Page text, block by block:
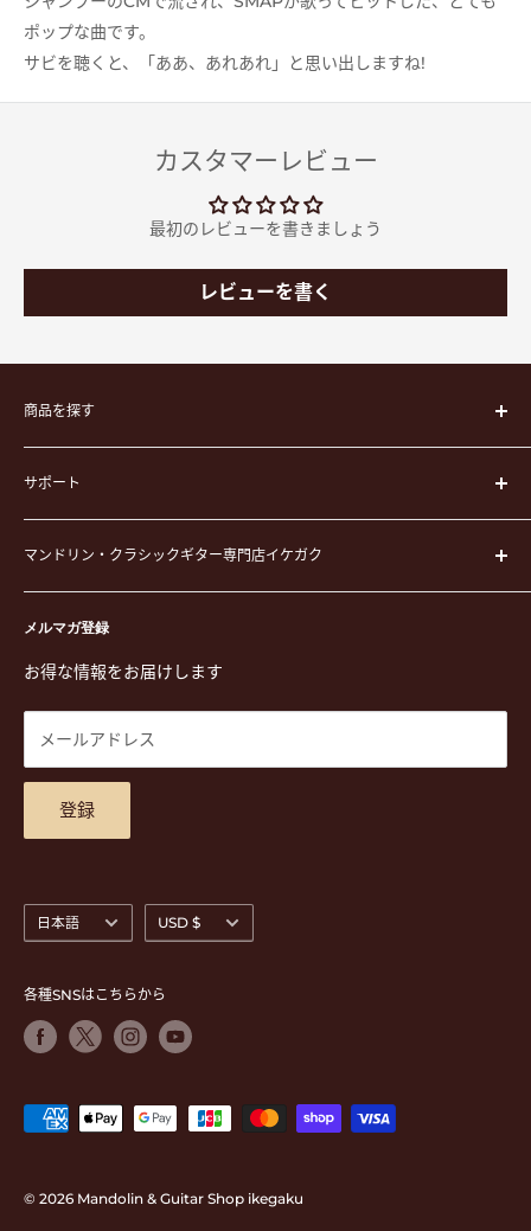
ポップな曲です。
サビを聴くと、「ああ、あれあれ」と思い出しますね!
カスタマーレビュー
最初のレビューを書きましょう
レビューを書く
商品を探す
楽器
楽器ケース
弦
ピック
演奏用品
ステーショナリー&アクセサリー
楽譜
DVD
チケット
楽器レンタル
サポート
運営会社
イケガクについて
お買い物ガイド
特定商取引法に基づく表示
プライバシーポリシー
商品検索
お問合せ
アクセスマップ
メルマガ登録
お得な情報をお届けします
メールアドレス
登録
マンドリン・クラシックギター専門店イケガク
〒171-0021 東京都豊島区西池袋3-23-5 芦沢ビル2F
TEL. 03-5952-1391 / FAX. 03-5952-1392
営業時間 月-水,金,土 11:00-19:00 / 日,祝 11:00-18:00 (木曜定
休)
語
日本語
貨
USD $
各種SNSはこちらから
© 2026 Mandolin & Guitar Shop ikegaku